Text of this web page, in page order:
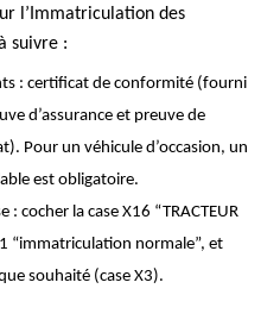
l’Immatriculation des
suivre :
: certificat de conformité (fourni
d’assurance et preuve de
Pour un véhicule d’occasion, un
est obligatoire.
cocher la case X16 “TRACTEUR
“immatriculation normale”, et
souhaité (case X3).